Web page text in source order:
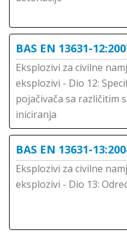
BAS EN 13631-
Eksplozivi za civilne
eksplozivi - Dio 12:
pojačivača sa različitim
iniciranja
BAS EN 13631-
Eksplozivi za civilne
eksplozivi - Dio 13: